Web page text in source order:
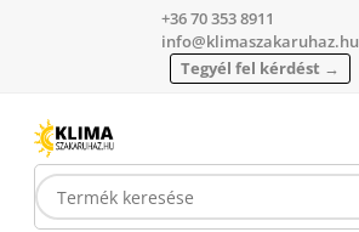
+36 70 353 8911
info@klimaszakaruhaz.hu
Tegyél fel kérdést →